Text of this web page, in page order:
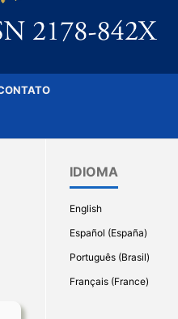
IDIOMA
English
Español (España)
Português (Brasil)
Français (France)